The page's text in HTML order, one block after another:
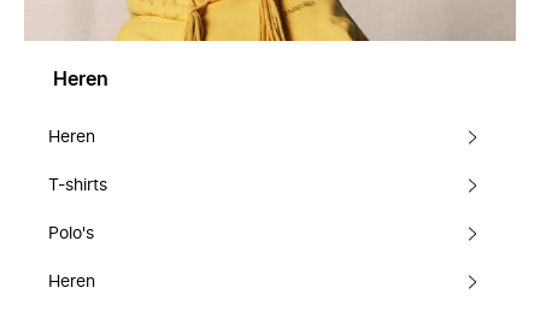
Heren
Heren
T-shirts
Polo's
Heren